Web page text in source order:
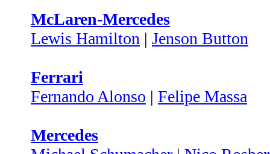
McLaren-Mercedes
Lewis Hamilton | Jenson Button
Ferrari
Fernando Alonso | Felipe Massa
Mercedes